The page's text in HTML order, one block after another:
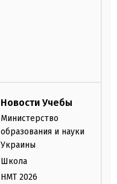
Новости Учебы
Министерство
образования и науки
Украины
Школа
НМТ 2026